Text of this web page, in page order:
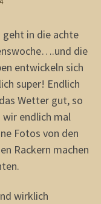
in die achte
die
entwickeln sich
super! Endlich
Wetter gut, so
wir endlich mal
Fotos von den
Rackern machen
wirklich